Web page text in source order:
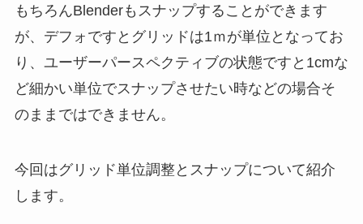
もちろんBlenderもスナップすることができます
が、デフォですとグリッドは1ｍが単位となってお
り、ユーザーパースペクティブの状態ですと1cmな
ど細かい単位でスナップさせたい時などの場合そ
のままではできません。
今回はグリッド単位調整とスナップについて紹介
します。